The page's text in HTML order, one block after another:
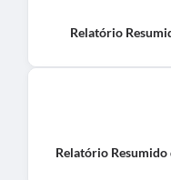
Relatório
Relatório Resumido